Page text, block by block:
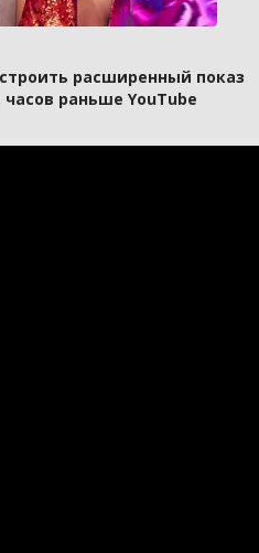
расширенный показ
раньше YouTube